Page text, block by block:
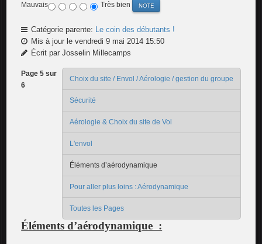
Mauvais Très bien
Catégorie parente: Le coin des débutants !
Mis à jour le vendredi 9 mai 2014 15:50
Écrit par Josselin Millecamps
Choix du site / Envol / Aérologie / gestion du groupe
Sécurité
Aérologie & Choix du site de Vol
L'envol
Éléments d’aérodynamique
Pour aller plus loins : Aérodynamique
Toutes les Pages
Page 5 sur
6
Éléments d’aérodynamique :